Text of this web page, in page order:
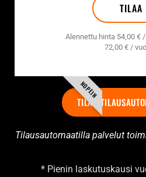
TILAA
Alennettu hinta 54,00 €
72,00 € /
NOPEIN
TILAA
Tilausautomaatilla palvelut
* Pienin laskutuskausi